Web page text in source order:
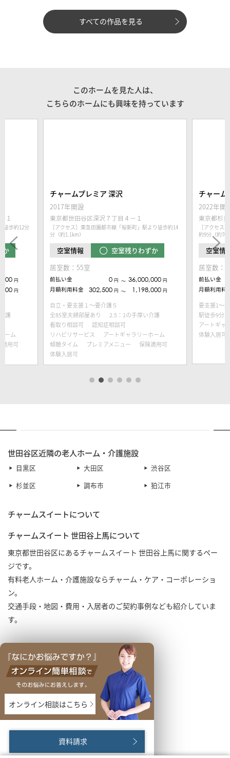
すべての作品を見る
このホームを見た人は、
こちらのホームにも興味を持っています
１
徒歩約12分
か
円
円
護
ーム
用可
チャームプレミア 深沢
2017年開設
東京都世田谷区深沢７丁目４−１
［アクセス］東急田園都市線「桜新町」駅より徒歩約14
分（約1.1km）
空室情報
空室残りわずか
居室数：55室
前払い金 0 円 〜 36,000,000 円
月額利用料金 302,500 円 〜 1,198,000 円
自立・要支援１～要介護５
全85室夫婦部屋あり
2.5：1の手厚い介護
看取り相談可
認知症相談可
リハビリサービス
アートギャラリーホーム
傾聴タイム
プレミアメニュー
保険適用可
体験入居可
チャーム
2022年開
東京都杉
［アクセス
約9分（約
空室情
居室数：
前払い金
月額利用料
要支援1～
駅徒歩9分
アートギャ
体験入居可
世田谷区近隣の老人ホーム・介護施設
目黒区 大田区
渋谷区
杉並区
調布市 狛江市
チャームスイートについて
チャームスイート 世田谷上馬について
東京都世田谷区にあるチャームスイート 世田谷上馬に関するペー
ジです。
有料老人ホーム・介護施設ならチャーム・ケア・コーポレーショ
ン。
交通手段・地図・費用・入居者のご契約事例なども紹介していま
す。
オンライン相談はこちら
資料請求